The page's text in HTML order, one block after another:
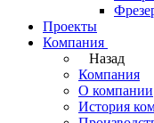
Проекты
Компания
Назад
Компания
О компании
История